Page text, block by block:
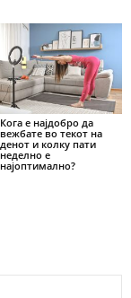
Кога е најдобро да
вежбате во текот на
денот и колку пати
неделно е
најоптимално?